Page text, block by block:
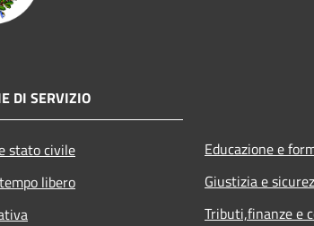
DI SERVIZIO
stato civile
libero
Educazione e
Giustizia e
Tributi,finanze e